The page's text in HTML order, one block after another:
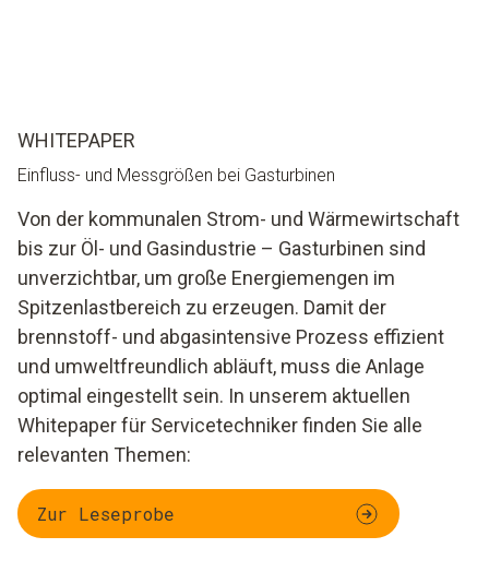
WHITEPAPER
Einfluss- und Messgrößen bei Gasturbinen
Von der kommunalen Strom- und Wärmewirtschaft
bis zur Öl- und Gasindustrie – Gasturbinen sind
unverzichtbar, um große Energiemengen im
Spitzenlastbereich zu erzeugen. Damit der
brennstoff- und abgasintensive Prozess effizient
und umweltfreundlich abläuft, muss die Anlage
optimal eingestellt sein. In unserem aktuellen
Whitepaper für Servicetechniker finden Sie alle
relevanten Themen:
Zur Leseprobe